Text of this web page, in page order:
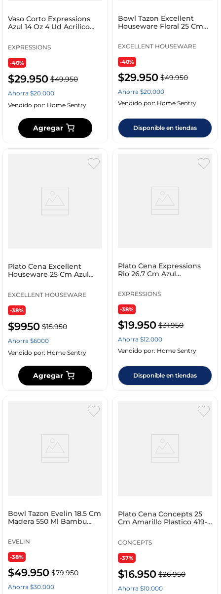
Vaso Corto Expressions
Azul 14 Oz 4 Ud Acrilico
EXPRESSIONS
-40%
$29.950 $49.950
Ahorra $20.000
Vendido por: Home Sentry
Agregar
Bowl Tazon Excellent
Houseware Floral 25 Cm
EXCELLENT HOUSEWARE
-40%
$29.950 $49.950
Ahorra $20.000
Vendido por: Home Sentry
Disponible en tiendas
Plato Cena Excellent
Houseware 25 Cm Azul
EXCELLENT HOUSEWARE
-38%
$9950 $15.950
Ahorra $6000
Vendido por: Home Sentry
Agregar
Plato Cena Expressions
Rio 26.7 Cm Azul
EXPRESSIONS
-38%
$19.950 $31.950
Ahorra $12.000
Vendido por: Home Sentry
Disponible en tiendas
Bowl Tazon Evelin 18.5 Cm
Madera 550 Ml Bambu
EVELIN
-38%
$49.950 $79.950
Ahorra $30.000
Plato Cena Concepts 25
Cm Amarillo Plastico 419-
CONCEPTS
-37%
$16.950 $26.950
Ahorra $10.000